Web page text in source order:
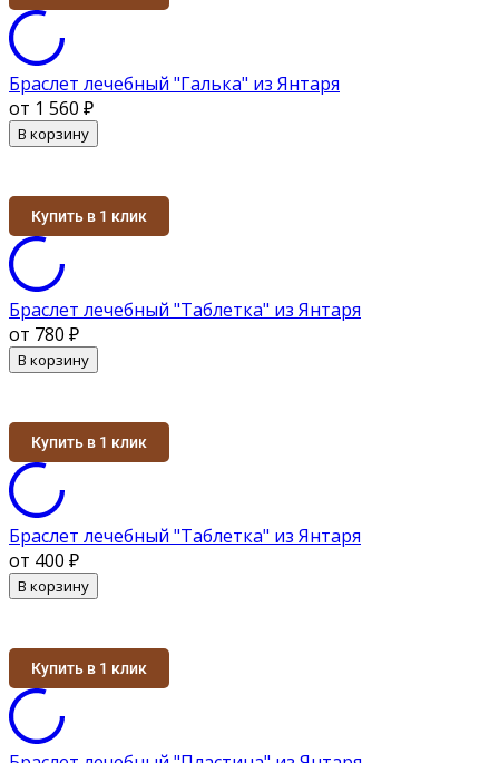
Браслет лечебный "Галька" из Янтаря
от 1 560 ₽
В корзину
Купить в 1 клик
Браслет лечебный "Таблетка" из Янтаря
от 780 ₽
В корзину
Купить в 1 клик
Браслет лечебный "Таблетка" из Янтаря
от 400 ₽
В корзину
Купить в 1 клик